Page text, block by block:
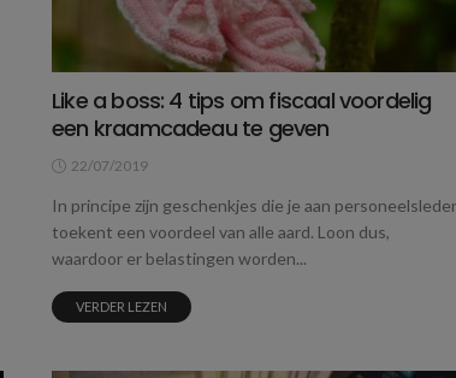
Like a boss: 4 tips om fiscaal voordelig
een kraamcadeau te geven
22/07/2019
In principe zijn geschenkjes die je aan
toekent een voordeel van alle aard. Loon dus,
waardoor er belastingen worden...
VERDER LEZEN